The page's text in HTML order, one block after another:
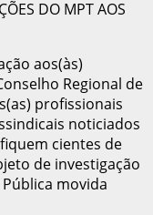
aos(às)
Regional de
profissionais
noticiados
cientes de
de investigação
movida